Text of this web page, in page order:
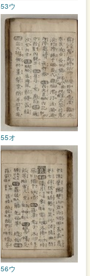
53ウ
55オ
56ウ